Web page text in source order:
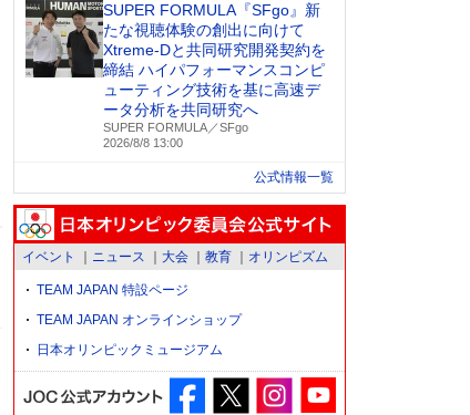
SUPER FORMULA『SFgo』新
たな視聴体験の創出に向けて
Xtreme-Dと共同研究開発契約を
締結 ハイパフォーマンスコンピ
ューティング技術を基に⾼速デ
ータ分析を共同研究へ
SUPER FORMULA／SFgo
2026/8/8 13:00
公式情報一覧
イベント ニュース 大会 教育 オリンピズム
TEAM JAPAN 特設ページ
TEAM JAPAN オンラインショップ
日本オリンピックミュージアム